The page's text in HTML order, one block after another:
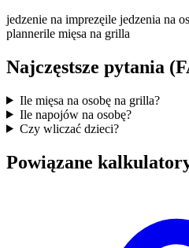
jedzenie na imprezęile jedzenia na
plannerile mięsa na grilla
Najczęstsze pytania
Ile mięsa na osobę na grilla?
Ile napojów na osobę?
Czy wliczać dzieci?
Powiązane